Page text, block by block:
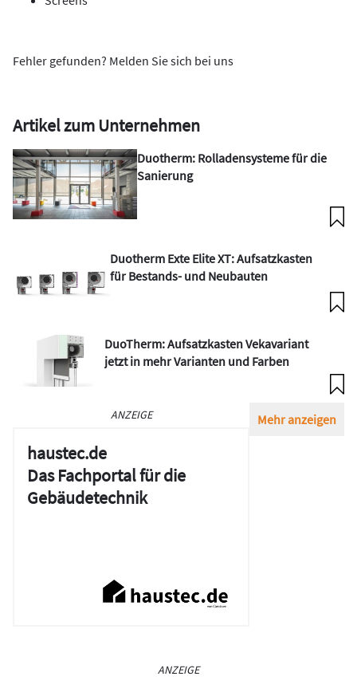
Fehler gefunden? Melden Sie sich bei uns
Artikel zum Unternehmen
Duotherm: Rolladensysteme für die
Sanierung
Duotherm Exte Elite XT: Aufsatzkasten
für Bestands- und Neubauten
DuoTherm: Aufsatzkasten Vekavariant
jetzt in mehr Varianten und Farben
Mehr anzeigen
ANZEIGE
haustec.de
Das Fachportal für die
Gebäudetechnik
ANZEIGE